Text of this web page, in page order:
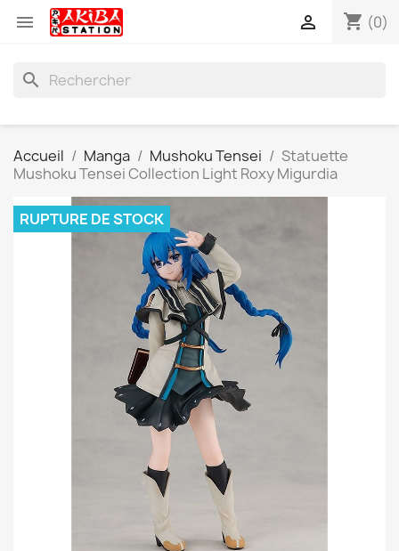
 shopping_cart (0)

search
Accueil Manga Mushoku Tensei
Statuette
Mushoku Tensei Collection Light Roxy Migurdia
RUPTURE DE STOCK